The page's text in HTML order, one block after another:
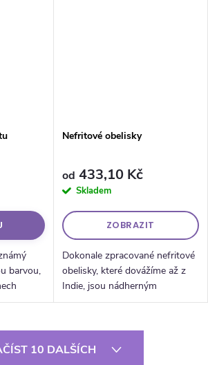
barvou,
Tyto
čemuž
Nefritové obelisky
od 433,10 Kč
Skladem
ZOBRAZIT
Dokonale zpracované nefritové
obelisky, které dovážíme až z
Indie, jsou nádherným
doplňkem, který pomáhá při
výpisu
10 DALŠÍCH